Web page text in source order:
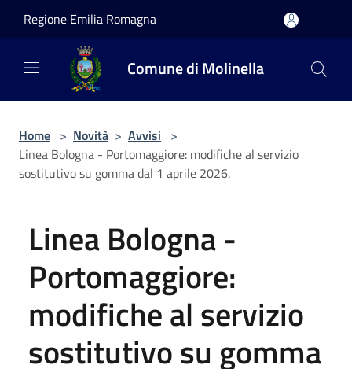
Regione Emilia Romagna
Comune di Molinella
Home > Novità > Avvisi >
Linea Bologna - Portomaggiore: modifiche al servizio
sostitutivo su gomma dal 1 aprile 2026.
Linea Bologna -
Portomaggiore:
modifiche al servizio
sostitutivo su gomma